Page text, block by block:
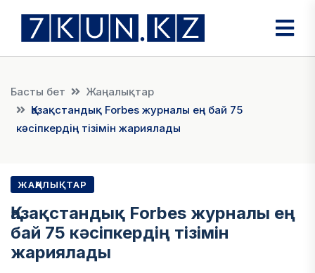
Басты бет
Жаңалықтар
Қазақстандық Forbes журналы ең бай 75
кәсіпкердің тізімін жариялады
ЖАҢАЛЫҚТАР
Қазақстандық Forbes журналы ең
бай 75 кәсіпкердің тізімін
жариялады